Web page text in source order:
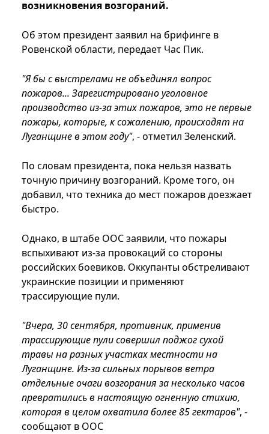
возникновения возгораний.
Об этом президент заявил на брифинге в
Ровенской области, передает Час Пик.
"Я бы с выстрелами не объединял вопрос
пожаров... Зарегистрировано уголовное
производство из-за этих пожаров, это не первые
пожары, которые, к сожалению, происходят на
Луганщине в этом году", - отметил Зеленский.
По словам президента, пока нельзя назвать
точную причину возгораний. Кроме того, он
добавил, что техника до мест пожаров доезжает
быстро.
Однако, в штабе ООС заявили, что пожары
вспыхивают из-за провокаций со стороны
российских боевиков. Оккупанты обстреливают
украинские позиции и применяют
трассирующие пули.
"Вчера, 30 сентября, противник, применив
трассирующие пули совершил поджог сухой
травы на разных участках местности на
Луганщине. Из-за сильных порывов ветра
отдельные очаги возгорания за несколько часов
превратились в настоящую огненную стихию,
которая в целом охватила более 85 гектаров", -
сообщают в ООС